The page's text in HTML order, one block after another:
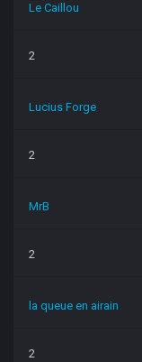
Le Caillou
2
Lucius Forge
2
MrB
2
la queue en airain
2